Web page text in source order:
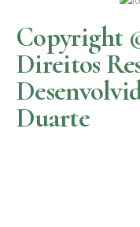
Copyright
Direitos
Duarte